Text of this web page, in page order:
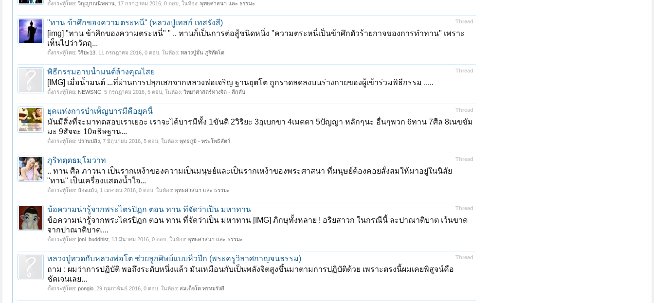
ตั้งกระทู้โดย: วิญญาณนิพพาน 17 กรกฎาคม 2016 , 0 ตอบ, ในห้อง: พุทธศาสนา และ ธรรมะ
Thread
"ทาน ข้าศึกของความตระหนี่" (หลวงปู่เทสก์ เทสรังสี)
[img] "ทาน ข้าศึกของความตระหนี่" " .. ทานก็เป็นการต่อสู้ชนิดหนึ่ง "ความตระหนี่เป็นข้าศึกตัวร้ายกาจของการทำทาน" เพราะ
เห็นไปว่าวัตถุ...
ตั้งกระทู้โดย: วิริยะ13 11 กรกฎาคม 2016 , 0 ตอบ, ในห้อง: หลวงปู่มั่น ภูริทัตโต
Thread
พิธีกรรมอาบน้ำมนต์ล้างคุณไสย
[IMG] เมื่อน้ำมนต์ ...ที่ผ่านการปลุกเสกจากหลวงพ่อเจริญ ฐานยุตโต ถูกราดลดลงบนร่างกายของผู้เข้าร่วมพิธีกรรม .....
ตั้งกระทู้โดย: NEWSNC 5 กรกฎาคม 2016 , 5 ตอบ, ในห้อง: วิทยาศาสตร์ทางจิต - ลึกลับ
Thread
ยุคแห่งการบำเพ็ญบารมีคือยุคนี้
มันมีสิ่งที่จะมาทดสอบเราเยอะ เราจะได้บารมีทั้ง 1ขันติ 2วิริยะ 3อุเบกขา 4เมตตา 5ปัญญา หลักๆนะ อื่นๆพวก 6ทาน 7ศีล 8เนขขัม
มะ 9สัจจะ 10อธิษฐาน...
ตั้งกระทู้โดย: ปราบปลิง 7 มิถุนายน 2016 , 5 ตอบ, ในห้อง: พุทธภูมิ - พระโพธิสัตว์
Thread
ภูริทตฺตธมฺโมวาท
.. ทาน ศีล ภาวนา เป็นรากเหง้าของความเป็นมนุษย์และเป็นรากเหง้าของพระศาสนา ที่มนุษย์ต้องคอยสั่งสมให้มาอยู่ในนิสัย
"ทาน" เป็นเครื่องแสดงน้ำใจ...
ตั้งกระทู้โดย: บ้องแบ้ว 1 เมษายน 2016 , 0 ตอบ, ในห้อง: พุทธศาสนา และ ธรรมะ
Thread
ข้อความน่ารู้จากพระไตรปิฏก ตอน ทาน ที่จัดว่าเป็น มหาทาน
ข้อความน่ารู้จากพระไตรปิฏก ตอน ทาน ที่จัดว่าเป็น มหาทาน [IMG] ภิกษุทั้งหลาย ! อริยสาวก ในกรณีนี้ ละปาณาติบาต เว้นขาด
จากปาณาติบาต....
ตั้งกระทู้โดย: joni_buddhist 13 มีนาคม 2016 , 0 ตอบ, ในห้อง: พุทธศาสนา และ ธรรมะ
Thread
หลวงปู่ทวดกับหลวงพ่อโต ช่วยลูกศิษย์แบบหิ้วปีก (พระครูวิลาศกาญจนธรรม)
ถาม : ผมว่าการปฏิบัติ พอถึงระดับหนึ่งแล้ว มันเหมือนกับเป็นพลังจิตสูงขึ้นมาตามการปฏิบัติด้วย เพราะตรงนี้ผมเคยพิสูจน์คือ
ชัดเจนเลย...
ตั้งกระทู้โดย: pongio 29 กุมภาพันธ์ 2016 , 0 ตอบ, ในห้อง: สมเด็จโต พรหมรังสี
2 3 4 5 6 → 28 ถัดไป >